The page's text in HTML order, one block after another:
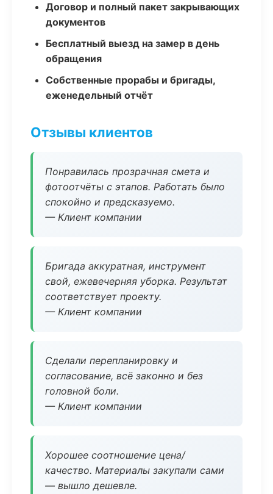
Договор и полный пакет закрывающих
документов
Бесплатный выезд на замер в день
обращения
Собственные прорабы и бригады,
еженедельный отчёт
Отзывы клиентов
Понравилась прозрачная смета и
фотоотчёты с этапов. Работать было
спокойно и предсказуемо.
— Клиент компании
Бригада аккуратная, инструмент
свой, ежевечерняя уборка. Результат
соответствует проекту.
— Клиент компании
Сделали перепланировку и
согласование, всё законно и без
головной боли.
— Клиент компании
Хорошее соотношение цена/
качество. Материалы закупали сами
— вышло дешевле.